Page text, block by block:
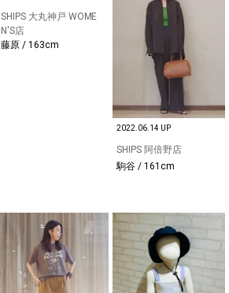
SHIPS 大丸神戸 WOME
N'S店
藤原 / 163cm
2022.06.14 UP
SHIPS 阿倍野店
駒谷 / 161cm